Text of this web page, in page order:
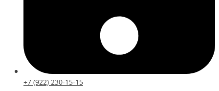
+7 (922) 230-15-15